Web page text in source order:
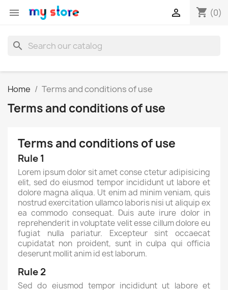
 shopping_cart (0)

search
Home Terms and conditions of use
Terms and conditions of use
Terms and conditions of use
Rule 1
Lorem ipsum dolor sit amet conse ctetur adipisicing
elit, sed do eiusmod tempor incididunt ut labore et
dolore magna aliqua. Ut enim ad minim veniam, quis
nostrud exercitation ullamco laboris nisi ut aliquip ex
ea commodo consequat. Duis aute irure dolor in
reprehenderit in voluptate velit esse cillum dolore eu
fugiat nulla pariatur. Excepteur sint occaecat
cupidatat non proident, sunt in culpa qui officia
deserunt mollit anim id est laborum.
Rule 2
Sed do eiusmod tempor incididunt ut labore et